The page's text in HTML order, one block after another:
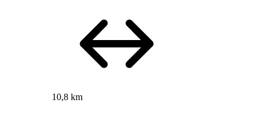
10,8 km